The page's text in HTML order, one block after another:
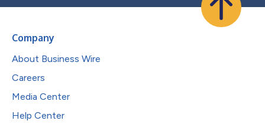
Company
About Business Wire
Careers
Media Center
Help Center